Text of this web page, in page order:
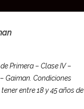
Primera – Clase IV –
Gaiman. Condiciones
entre 18 y 45 años de